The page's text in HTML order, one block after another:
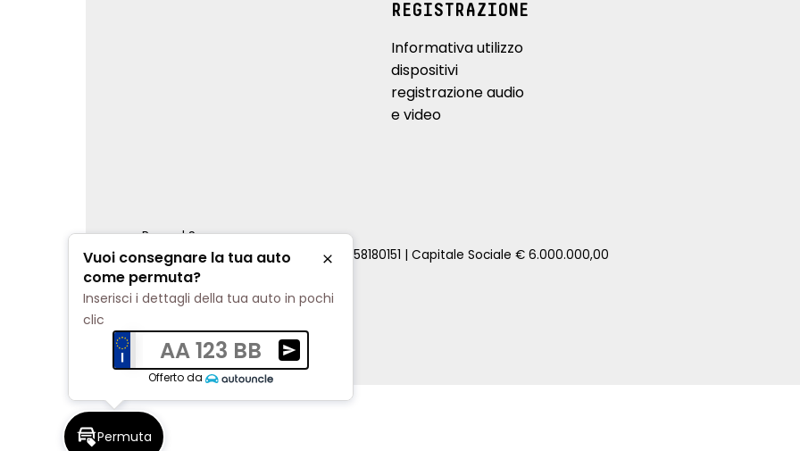
REGISTRAZIONE
Informativa utilizzo
dispositivi
registrazione audio
e video
Renord S.p.a.
REA Milano 810796 | P.IVA e C.F. 00858180151 | Capitale Sociale € 6.000.000,00
Cookie Policy
Privacy Policy
Impostazioni di tracciamento
Permuta
Vuoi consegnare la tua auto
come permuta?
Chiudi
Inserisci i dettagli della tua auto in pochi
clic
AA 123 BB
Ricevi una valutazione della tua auto senza impegno
Offerto da